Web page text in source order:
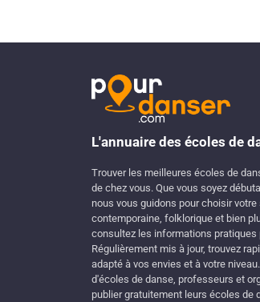
L'annuaire des écoles de
Trouver les meilleures écoles de
de chez vous. Que vous soyez
nous vous guidons pour choisir
contemporaine, folklorique et bien
consultez les informations pratiques
Régulièrement mis à jour, trouvez
adapté à vos envies et à votre
d'écoles de danse, professeurs et
publier gratuitement leurs écoles de